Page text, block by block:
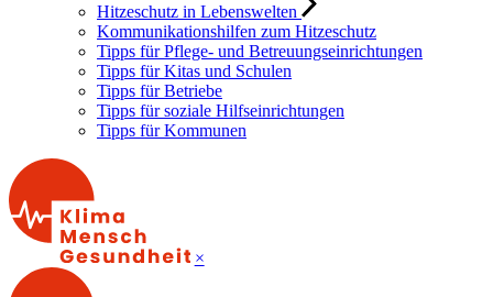
Hitzeschutz in Lebenswelten
Kommunikationshilfen zum Hitzeschutz
Tipps für Pflege- und Betreuungseinrichtungen
Tipps für Kitas und Schulen
Tipps für Betriebe
Tipps für soziale Hilfseinrichtungen
Tipps für Kommunen
×